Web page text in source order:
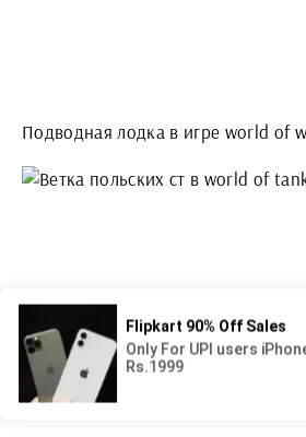
Подводная лодка в игре world of